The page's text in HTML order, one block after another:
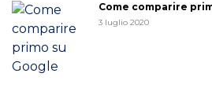
Come comparire
3 luglio 2020